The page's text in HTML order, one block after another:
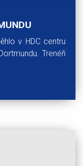
v HDC centru
Trenéři